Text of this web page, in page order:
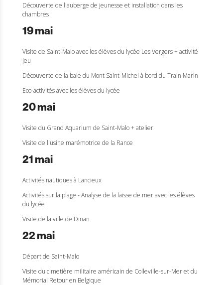
Découverte de l'auberge de jeunesse et installation dans les
chambres
19 mai
Visite de Saint-Malo avec les élèves du lycée Les Vergers + activité
jeu
Découverte de la baie du Mont Saint-Michel à bord du Train Marin
Eco-activités avec les élèves du lycée
20 mai
Visite du Grand Aquarium de Saint-Malo + atelier
Visite de l'usine marémotrice de la Rance
21 mai
Activités nautiques à Lancieux
Activités sur la plage - Analyse de la laisse de mer avec les élèves
du lycée
Visite de la ville de Dinan
22 mai
Départ de Saint-Malo
Visite du cimetière militaire américain de Colleville-sur-Mer et du
Mémorial Retour en Belgique